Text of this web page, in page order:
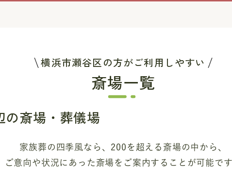
横浜市瀬谷区の方がご利用しやすい
斎場一覧
斎場・葬儀場
家族葬の四季風なら、200を超える斎場の中から、
ご意向や状況にあった斎場を ご案内することが可能で